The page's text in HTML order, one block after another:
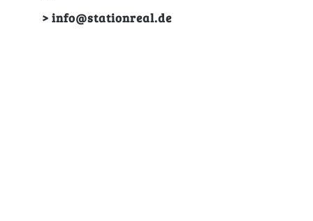
> info@stationreal.de